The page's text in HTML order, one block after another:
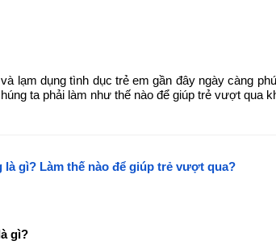
lạm dụng tình dục trẻ em gần đây ngày càng
ta phải làm như thế nào để giúp trẻ vượt qua
là gì? Làm thế nào để giúp trẻ vượt qua?
gì?